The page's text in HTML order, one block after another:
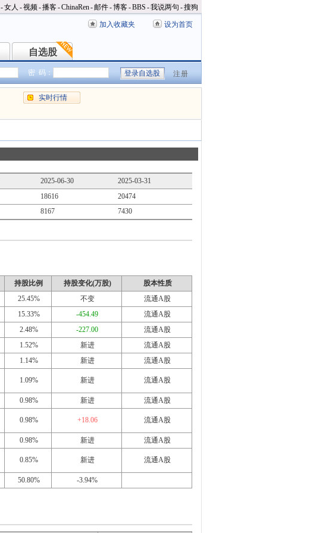
-女人 -视频-播客-ChinaRen-邮件-博客-BBS -我说两句 -搜狗
加入收藏夹 设为首页
自选股
自选股
密 码： 注册
实时行情
2025-06-30
2025-03-31
18616
20474
8167 7430
持股比例 持股变化(万股)
股本性质
25.45% 不变
流通A股
15.33% -454.49
流通A股
2.48% -227.00
流通A股
1.52% 新进
流通A股
1.14% 新进 流通A股
1.09% 新进 流通A股
0.98% 新进 流通A股
0.98% +18.06 流通A股
0.98% 新进 流通A股
0.85% 新进 流通A股
50.80% -3.94%